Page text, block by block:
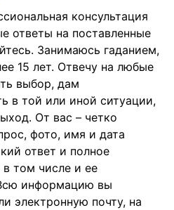
консультация
ответы на поставленные
Занимаюсь гаданием,
15 лет. Отвечу на любые
выбор, дам
в той или иной ситуации,
От вас – четко
фото, имя и дата
ответ и полное
в том числе и ее
информацию вы
электронную почту, на